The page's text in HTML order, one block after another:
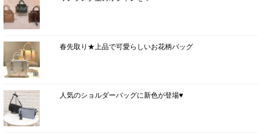
春先取り★上品で可愛らしいお花柄バッグ
人気のショルダーバッグに新色が登場♥